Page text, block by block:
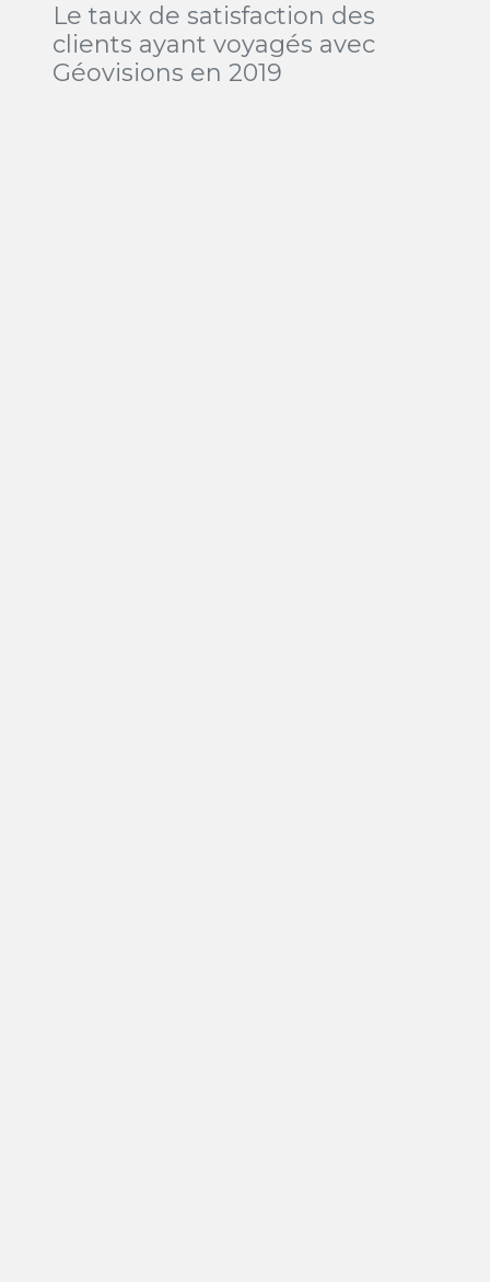
Le taux de satisfaction des
clients ayant voyagés avec
Géovisions en 2019